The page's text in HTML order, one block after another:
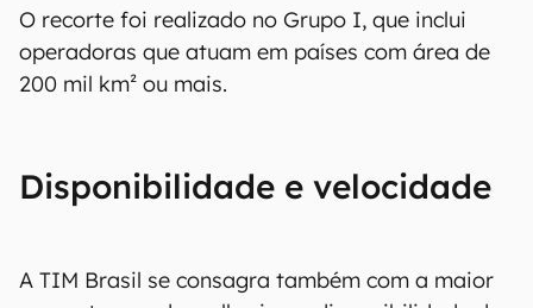
O recorte foi realizado no Grupo I, que inclui
operadoras que atuam em países com área de
200 mil km² ou mais.
Disponibilidade e velocidade
A TIM Brasil se consagra também com a maior